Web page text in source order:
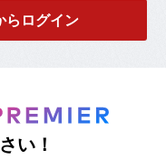
らログイン
い！